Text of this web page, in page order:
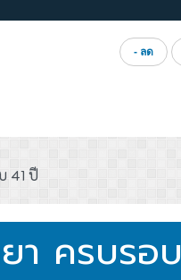
- ลด
41 ปี
า ครบรอบ